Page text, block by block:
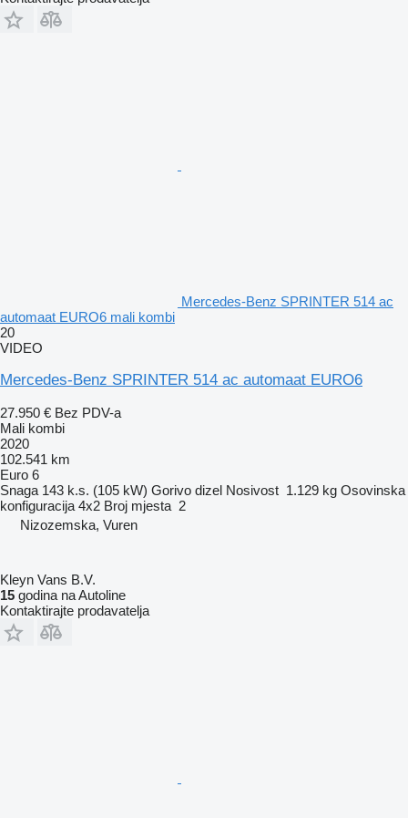
Mercedes-Benz SPRINTER 514 ac
automaat EURO6 mali kombi
20
VIDEO
Mercedes-Benz SPRINTER 514 ac automaat EURO6
27.950 € Bez PDV-a
Mali kombi
2020
102.541 km
Euro 6
Snaga 143 k.s. (105 kW) Gorivo dizel Nosivost 1.129 kg Osovinska
konfiguracija 4x2 Broj mjesta 2
Nizozemska, Vuren
Kleyn Vans B.V.
15 godina na Autoline
Kontaktirajte prodavatelja